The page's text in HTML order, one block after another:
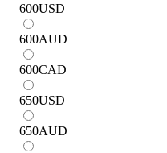
600USD
600AUD
600CAD
650USD
650AUD